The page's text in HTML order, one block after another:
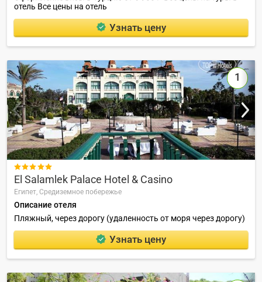
отель Все цены на отель
Узнать цену
1

El Salamlek Palace Hotel & Casino
Египет, Средиземное побережье
Описание отеля
Пляжный, через дорогу (удаленность от моря через дорогу)
Узнать цену